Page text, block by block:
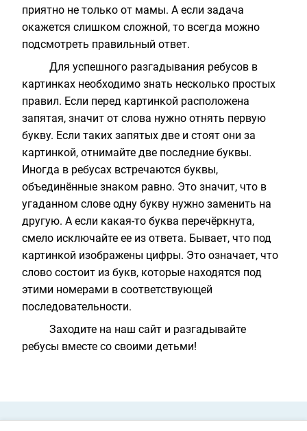
приятно не только от мамы. А если задача
окажется слишком сложной, то всегда можно
подсмотреть правильный ответ.
Для успешного разгадывания ребусов в
картинках необходимо знать несколько простых
правил. Если перед картинкой расположена
запятая, значит от слова нужно отнять первую
букву. Если таких запятых две и стоят они за
картинкой, отнимайте две последние буквы.
Иногда в ребусах встречаются буквы,
объединённые знаком равно. Это значит, что в
угаданном слове одну букву нужно заменить на
другую. А если какая-то буква перечёркнута,
смело исключайте ее из ответа. Бывает, что под
картинкой изображены цифры. Это означает, что
слово состоит из букв, которые находятся под
этими номерами в соответствующей
последовательности.
Заходите на наш сайт и разгадывайте
ребусы вместе со своими детьми!